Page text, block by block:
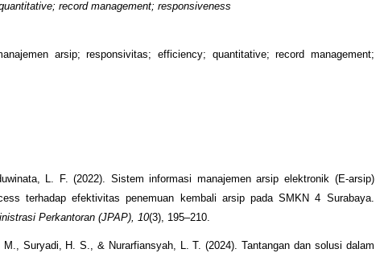
record management; responsiveness
arsip; responsivitas; efficiency; quantitative; record management;
L. F. (2022). Sistem informasi manajemen arsip elektronik (E-arsip)
terhadap efektivitas penemuan kembali arsip pada SMKN 4 Surabaya.
Perkantoran (JPAP), 10(3), 195–210.
M., Suryadi, H. S., & Nurarfiansyah, L. T. (2024). Tantangan dan solusi dalam